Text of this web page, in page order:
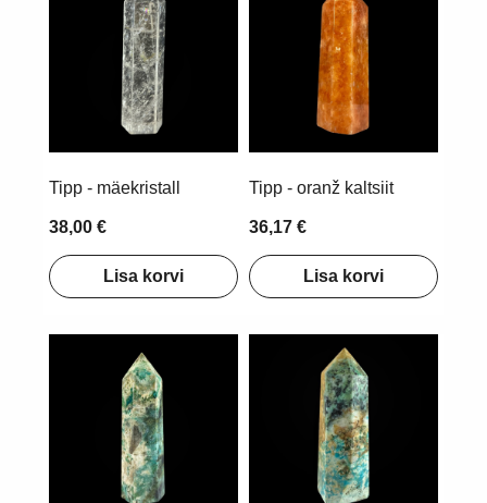
Tipp - mäekristall
38,00 €
Lisa korvi
Tipp - oranž kaltsiit
36,17 €
Lisa korvi